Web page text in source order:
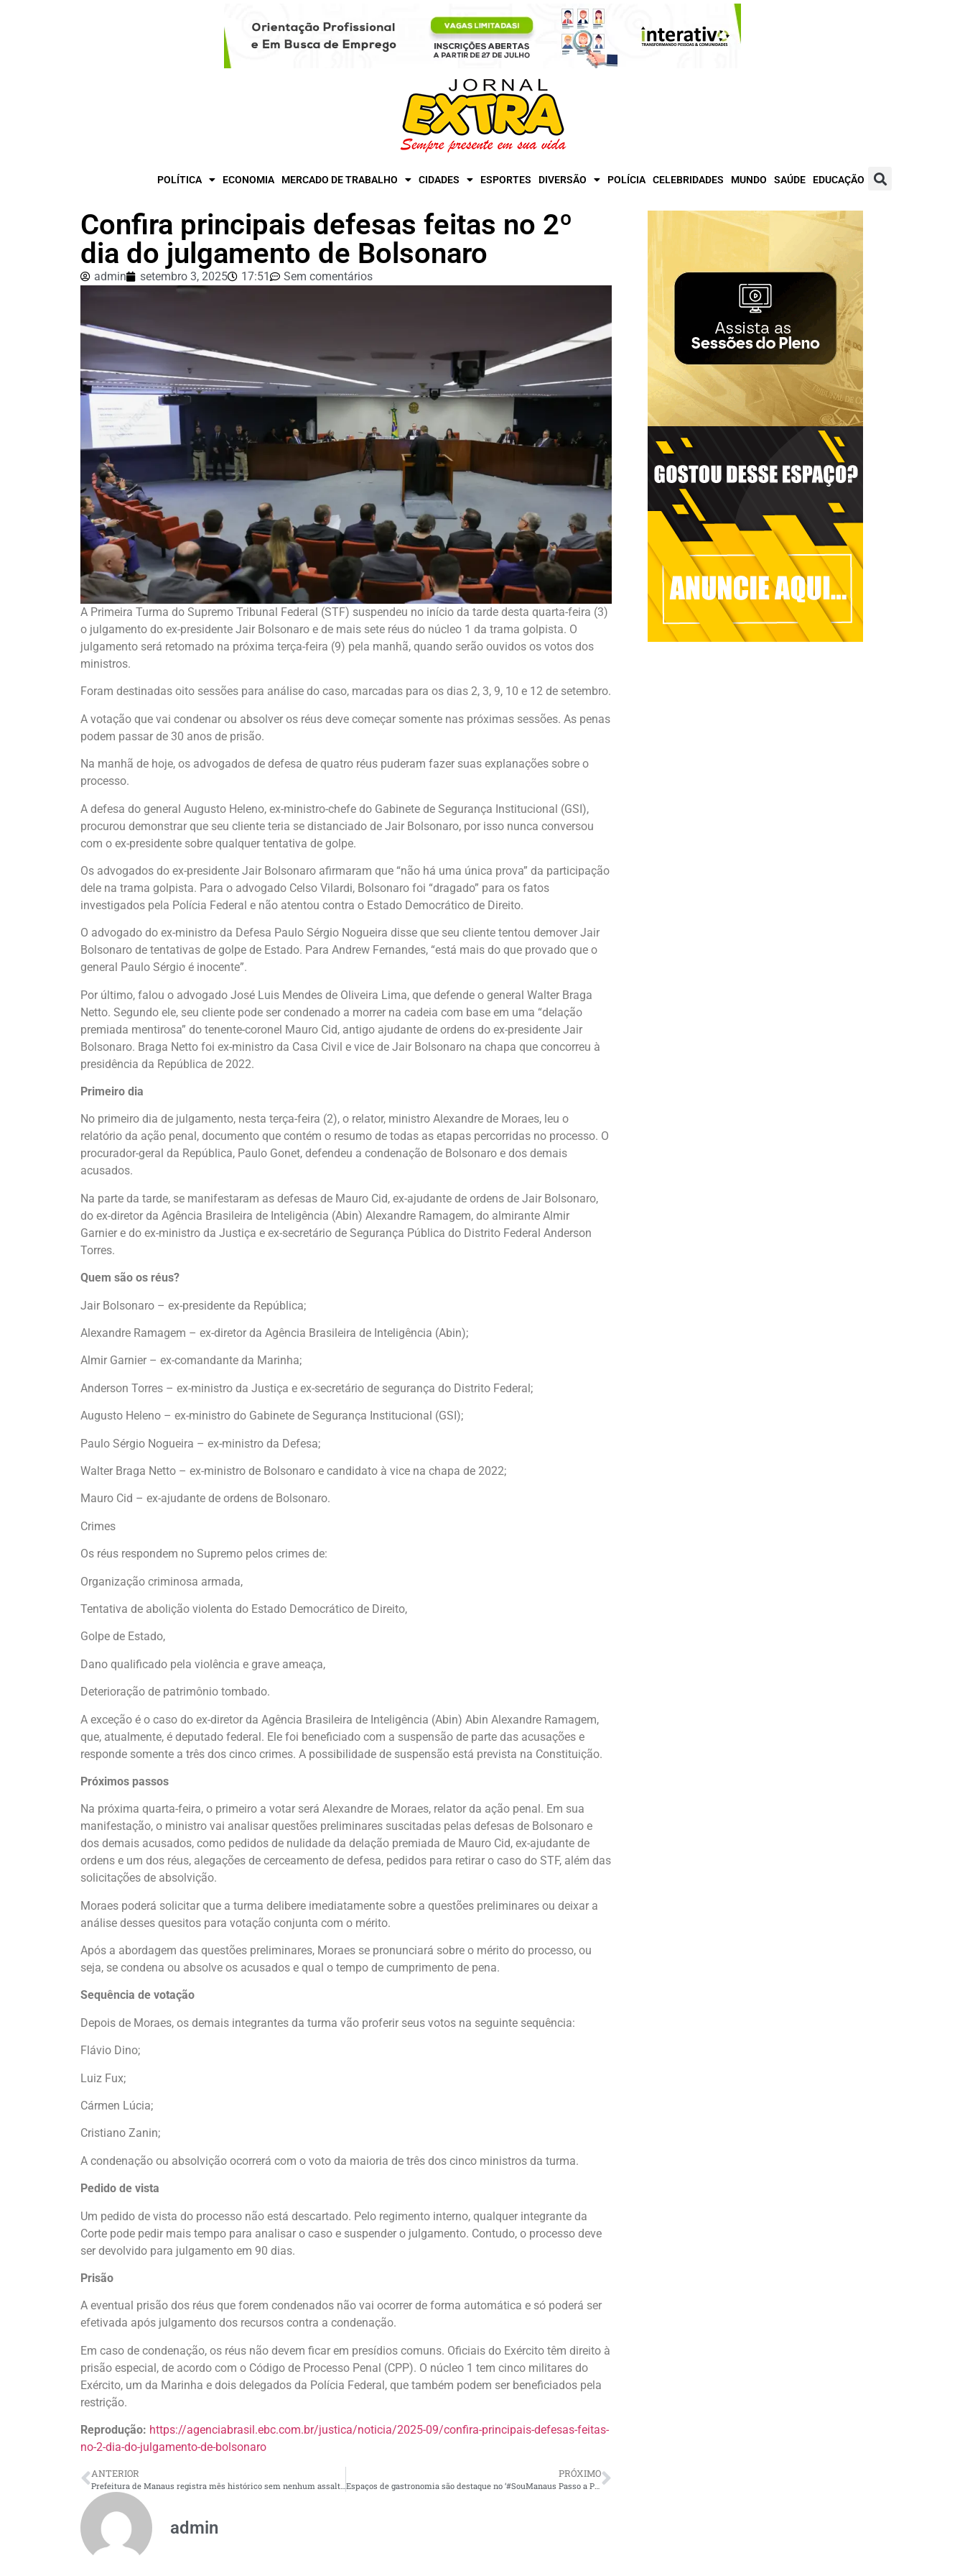
POLÍTICA ECONOMIA MERCADO DE TRABALHO CIDADES ESPORTES DIVERSÃO POLÍCIA CELEBRIDADES MUNDO SAÚDE EDUCAÇÃO
Confira principais defesas feitas no 2º
dia do julgamento de Bolsonaro
admin setembro 3, 2025 17:51 Sem comentários
A Primeira Turma do Supremo Tribunal Federal (STF) suspendeu no início da tarde desta quarta-feira (3)
o julgamento do ex-presidente Jair Bolsonaro e de mais sete réus do núcleo 1 da trama golpista. O
julgamento será retomado na próxima terça-feira (9) pela manhã, quando serão ouvidos os votos dos
ministros.
Foram destinadas oito sessões para análise do caso, marcadas para os dias 2, 3, 9, 10 e 12 de setembro.
A votação que vai condenar ou absolver os réus deve começar somente nas próximas sessões. As penas
podem passar de 30 anos de prisão.
Na manhã de hoje, os advogados de defesa de quatro réus puderam fazer suas explanações sobre o
processo.
A defesa do general Augusto Heleno, ex-ministro-chefe do Gabinete de Segurança Institucional (GSI),
procurou demonstrar que seu cliente teria se distanciado de Jair Bolsonaro, por isso nunca conversou
com o ex-presidente sobre qualquer tentativa de golpe.
Os advogados do ex-presidente Jair Bolsonaro afirmaram que “não há uma única prova” da participação
dele na trama golpista. Para o advogado Celso Vilardi, Bolsonaro foi “dragado” para os fatos
investigados pela Polícia Federal e não atentou contra o Estado Democrático de Direito.
O advogado do ex-ministro da Defesa Paulo Sérgio Nogueira disse que seu cliente tentou demover Jair
Bolsonaro de tentativas de golpe de Estado. Para Andrew Fernandes, “está mais do que provado que o
general Paulo Sérgio é inocente”.
Por último, falou o advogado José Luis Mendes de Oliveira Lima, que defende o general Walter Braga
Netto. Segundo ele, seu cliente pode ser condenado a morrer na cadeia com base em uma “delação
premiada mentirosa” do tenente-coronel Mauro Cid, antigo ajudante de ordens do ex-presidente Jair
Bolsonaro. Braga Netto foi ex-ministro da Casa Civil e vice de Jair Bolsonaro na chapa que concorreu à
presidência da República de 2022.
Primeiro dia
No primeiro dia de julgamento, nesta terça-feira (2), o relator, ministro Alexandre de Moraes, leu o
relatório da ação penal, documento que contém o resumo de todas as etapas percorridas no processo. O
procurador-geral da República, Paulo Gonet, defendeu a condenação de Bolsonaro e dos demais
acusados.
Na parte da tarde, se manifestaram as defesas de Mauro Cid, ex-ajudante de ordens de Jair Bolsonaro,
do ex-diretor da Agência Brasileira de Inteligência (Abin) Alexandre Ramagem, do almirante Almir
Garnier e do ex-ministro da Justiça e ex-secretário de Segurança Pública do Distrito Federal Anderson
Torres.
Quem são os réus?
Jair Bolsonaro – ex-presidente da República;
Alexandre Ramagem – ex-diretor da Agência Brasileira de Inteligência (Abin);
Almir Garnier – ex-comandante da Marinha;
Anderson Torres – ex-ministro da Justiça e ex-secretário de segurança do Distrito Federal;
Augusto Heleno – ex-ministro do Gabinete de Segurança Institucional (GSI);
Paulo Sérgio Nogueira – ex-ministro da Defesa;
Walter Braga Netto – ex-ministro de Bolsonaro e candidato à vice na chapa de 2022;
Mauro Cid – ex-ajudante de ordens de Bolsonaro.
Crimes
Os réus respondem no Supremo pelos crimes de:
Organização criminosa armada,
Tentativa de abolição violenta do Estado Democrático de Direito,
Golpe de Estado,
Dano qualificado pela violência e grave ameaça,
Deterioração de patrimônio tombado.
A exceção é o caso do ex-diretor da Agência Brasileira de Inteligência (Abin) Abin Alexandre Ramagem,
que, atualmente, é deputado federal. Ele foi beneficiado com a suspensão de parte das acusações e
responde somente a três dos cinco crimes. A possibilidade de suspensão está prevista na Constituição.
Próximos passos
Na próxima quarta-feira, o primeiro a votar será Alexandre de Moraes, relator da ação penal. Em sua
manifestação, o ministro vai analisar questões preliminares suscitadas pelas defesas de Bolsonaro e
dos demais acusados, como pedidos de nulidade da delação premiada de Mauro Cid, ex-ajudante de
ordens e um dos réus, alegações de cerceamento de defesa, pedidos para retirar o caso do STF, além das
solicitações de absolvição.
Moraes poderá solicitar que a turma delibere imediatamente sobre a questões preliminares ou deixar a
análise desses quesitos para votação conjunta com o mérito.
Após a abordagem das questões preliminares, Moraes se pronunciará sobre o mérito do processo, ou
seja, se condena ou absolve os acusados e qual o tempo de cumprimento de pena.
Sequência de votação
Depois de Moraes, os demais integrantes da turma vão proferir seus votos na seguinte sequência:
Flávio Dino;
Luiz Fux;
Cármen Lúcia;
Cristiano Zanin;
A condenação ou absolvição ocorrerá com o voto da maioria de três dos cinco ministros da turma.
Pedido de vista
Um pedido de vista do processo não está descartado. Pelo regimento interno, qualquer integrante da
Corte pode pedir mais tempo para analisar o caso e suspender o julgamento. Contudo, o processo deve
ser devolvido para julgamento em 90 dias.
Prisão
A eventual prisão dos réus que forem condenados não vai ocorrer de forma automática e só poderá ser
efetivada após julgamento dos recursos contra a condenação.
Em caso de condenação, os réus não devem ficar em presídios comuns. Oficiais do Exército têm direito à
prisão especial, de acordo com o Código de Processo Penal (CPP). O núcleo 1 tem cinco militares do
Exército, um da Marinha e dois delegados da Polícia Federal, que também podem ser beneficiados pela
restrição.
Reprodução: https://agenciabrasil.ebc.com.br/justica/noticia/2025-09/confira-principais-defesas-feitas-
no-2-dia-do-julgamento-de-bolsonaro
ANTERIOR PRÓXIMO
admin